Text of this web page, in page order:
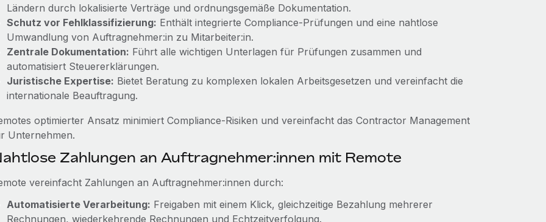
Ländern durch lokalisierte Verträge und ordnungsgemäße Dokumentation.
Schutz vor Fehlklassifizierung: Enthält integrierte Compliance-Prüfungen und eine nahtlose
Umwandlung von Auftragnehmer:in zu Mitarbeiter:in.
Zentrale Dokumentation: Führt alle wichtigen Unterlagen für Prüfungen zusammen und
automatisiert Steuererklärungen.
Juristische Expertise: Bietet Beratung zu komplexen lokalen Arbeitsgesetzen und vereinfacht die
internationale Beauftragung.
optimierter Ansatz minimiert Compliance-Risiken und vereinfacht das Contractor Management
Unternehmen.
Zahlungen an Auftragnehmer:innen mit Remote
vereinfacht Zahlungen an Auftragnehmer:innen durch:
Automatisierte Verarbeitung: Freigaben mit einem Klick, gleichzeitige Bezahlung mehrerer
Rechnungen, wiederkehrende Rechnungen und Echtzeitverfolgung.